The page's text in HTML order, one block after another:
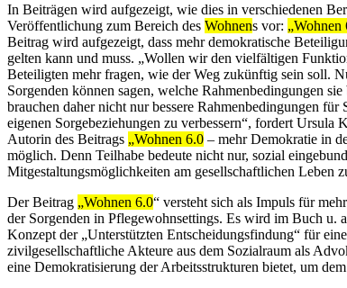
In Beiträgen wird aufgezeigt, wie dies in verschiedenen
Veröffentlichung zum Bereich des Wohnens vor: „Wohnen
Beitrag wird aufgezeigt, dass mehr demokratische
gelten kann und muss. „Wollen wir den vielfältigen
Beteiligten mehr fragen, wie der Weg zukünftig sein soll.
Sorgenden können sagen, welche Rahmenbedingungen
brauchen daher nicht nur bessere Rahmenbedingungen
eigenen Sorgebeziehungen zu verbessern“, fordert Ursula
Autorin des Beitrags „Wohnen 6.0 – mehr Demokratie in
möglich. Denn Teilhabe bedeute nicht nur, sozial
Mitgestaltungsmöglichkeiten am gesellschaftlichen Leben
Der Beitrag „Wohnen 6.0“ versteht sich als Impuls für
der Sorgenden in Pflegewohnsettings. Es wird im Buch u.
Konzept der „Unterstützten Entscheidungsfindung“ für
zivilgesellschaftliche Akteure aus dem Sozialraum als
eine Demokratisierung der Arbeitsstrukturen bietet, um